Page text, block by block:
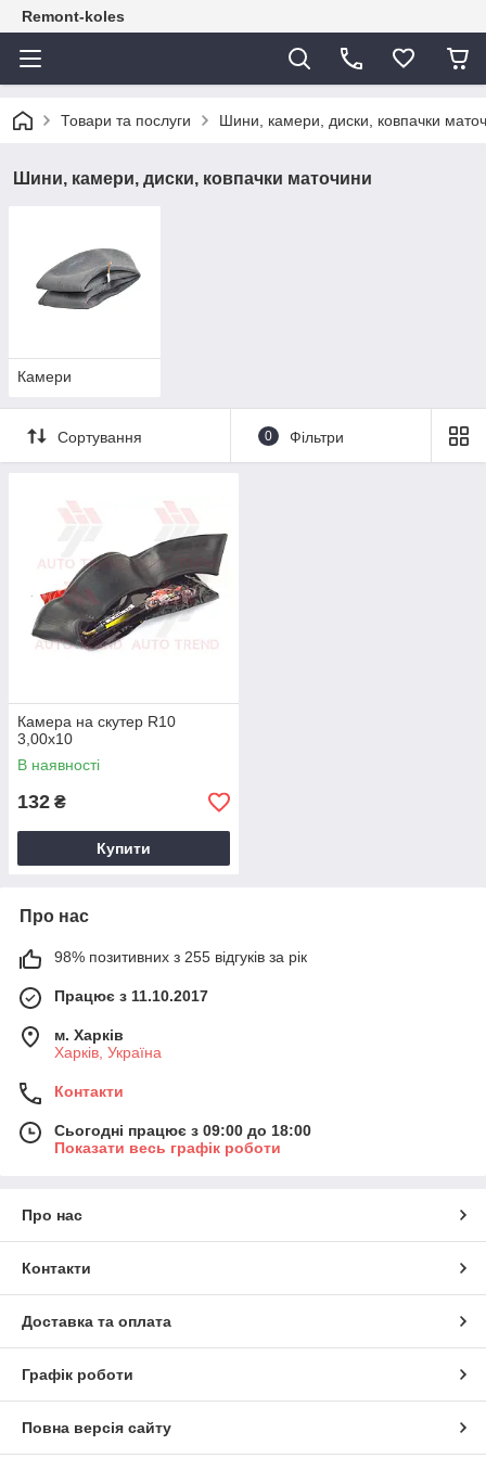
Remont-koles
Товари та послуги Шини, камери, диски, ковпачки
Шини, камери, диски, ковпачки маточини
Камери
Сортування 0 Фільтри
Камера на скутер R10
3,00х10
В наявності
132 ₴
Купити
Про нас
98% позитивних з 255 відгуків за рік
Працює з 11.10.2017
м. Харків
Харків, Україна
Контакти
Сьогодні працює з 09:00 до 18:00
Показати весь графік роботи
Про нас
Контакти
Доставка та оплата
Графік роботи
Повна версія сайту